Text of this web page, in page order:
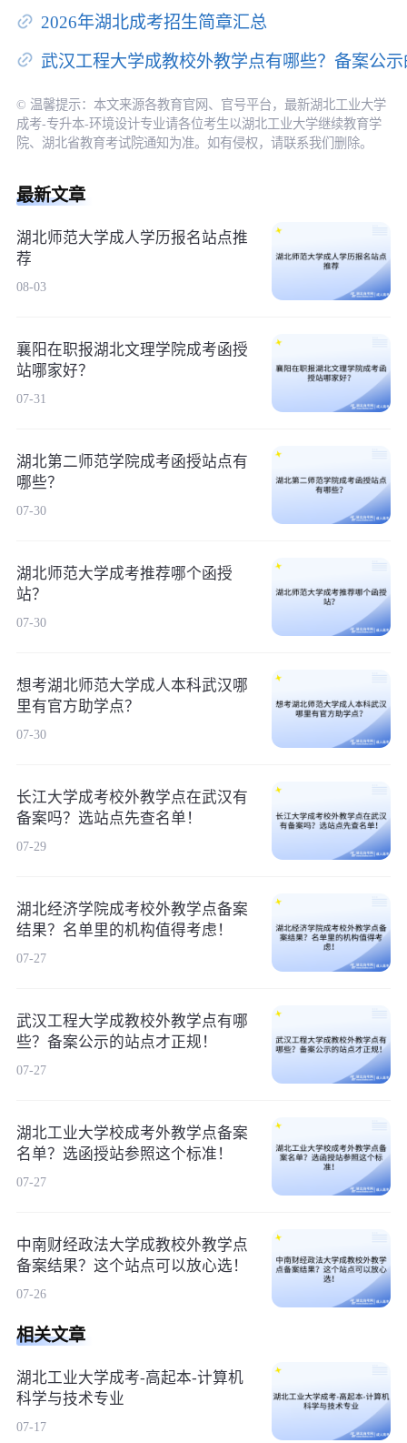
2026年湖北成考招生简章汇总
武汉工程大学成教校外教学点有哪些？备案公
© 温馨提示：本文来源各教育官网、官号平台，最新湖北工业大学
成考-专升本-环境设计专业请各位考生以湖北工业大学继续教育学
院、湖北省教育考试院通知为准。如有侵权，请联系我们删除。
最新文章
湖北师范大学成人学历报名站点推
荐
08-03
襄阳在职报湖北文理学院成考函授
站哪家好？
07-31
湖北第二师范学院成考函授站点有
哪些？
07-30
湖北师范大学成考推荐哪个函授
站？
07-30
想考湖北师范大学成人本科武汉哪
里有官方助学点？
07-30
长江大学成考校外教学点在武汉有
备案吗？选站点先查名单！
07-29
湖北经济学院成考校外教学点备案
结果？名单里的机构值得考虑！
07-27
武汉工程大学成教校外教学点有哪
些？备案公示的站点才正规！
07-27
湖北工业大学校成考外教学点备案
名单？选函授站参照这个标准！
07-27
中南财经政法大学成教校外教学点
备案结果？这个站点可以放心选！
07-26
相关文章
湖北工业大学成考-高起本-计算机
科学与技术专业
07-17